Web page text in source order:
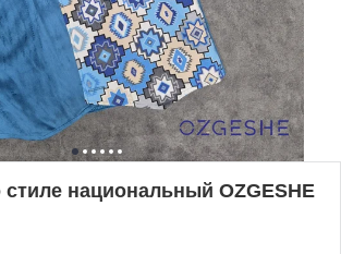
национальный OZGESHE